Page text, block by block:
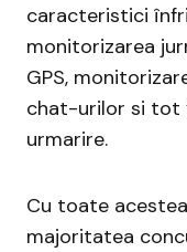
caracteristici
monitorizarea
GPS,
chat-urilor si tot
urmarire.
Cu toate
majoritatea